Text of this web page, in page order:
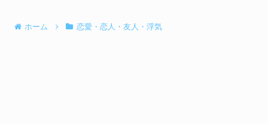
ホーム 恋愛・恋人・友人・浮気